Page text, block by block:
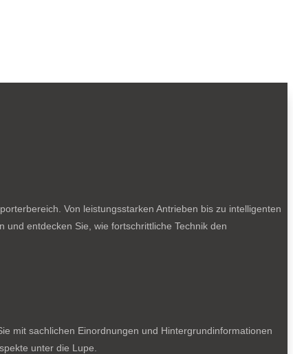
Von leistungsstarken Antrieben bis zu intelligenten
entdecken Sie, wie fortschrittliche Technik den
mit sachlichen Einordnungen und Hintergrundinformationen
unter die Lupe.